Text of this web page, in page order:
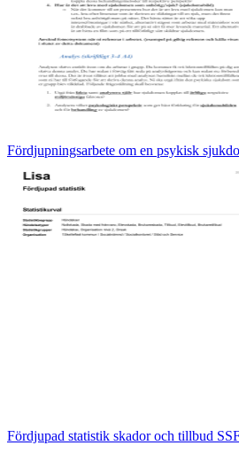
Fördjupningsarbete om en psykisk
Fördjupad statistik skador och tillbud